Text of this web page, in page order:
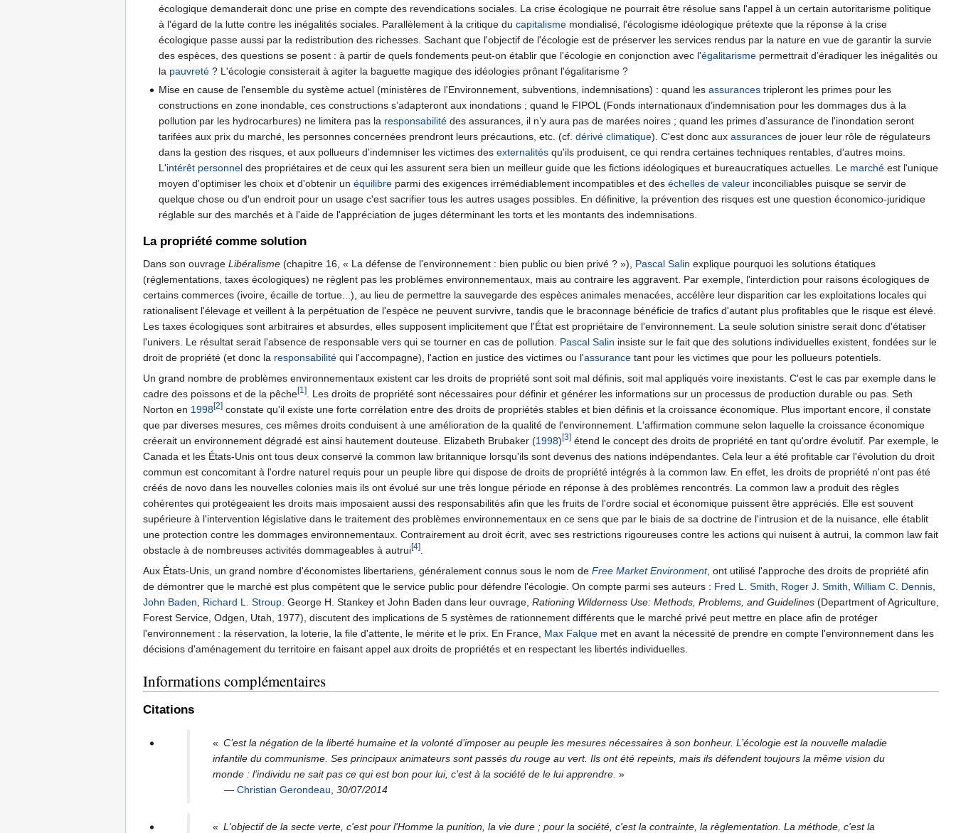
écologique demanderait donc une prise en compte des revendications sociales. La crise écologique ne pourrait être résolue sans l'appel à un certain autoritarisme politique
à l'égard de la lutte contre les inégalités sociales. Parallèlement à la critique ducapitalisme mondialisé, l'écologisme idéologique prétexte que la réponse à la crise
écologique passe aussi par la redistribution des richesses. Sachant que l'objectif de l'écologie est de préserver les services rendus par la nature en vue de garantir la survie
des espèces, des questions se posent : à partir de quels fondements peut-on établir que l'écologie en conjonction avec l'égalitarisme permettrait d’éradiquer les inégalités ou
la pauvreté ? L'écologie consisterait à agiter la baguette magique des idéologies prônant l'égalitarisme ?
Mise en cause de l'ensemble du système actuel (ministères de l'Environnement, subventions, indemnisations) : quand lesassurances tripleront les primes pour les
constructions en zone inondable, ces constructions s’adapteront aux inondations ; quand le FIPOL (Fonds internationaux d’indemnisation pour les dommages dus à la
pollution par les hydrocarbures) ne limitera pas la responsabilité des assurances, il n’y aura pas de marées noires ; quand les primes d’assurance de l'inondation seront
tarifées aux prix du marché, les personnes concernées prendront leurs précautions, etc. (cf.dérivé climatique). C'est donc auxassurances de jouer leur rôle de régulateurs
dans la gestion des risques, et aux pollueurs d'indemniser les victimes desexternalités qu'ils produisent, ce qui rendra certaines techniques rentables, d'autres moins.
L'intérêt personnel des propriétaires et de ceux qui les assurent sera bien un meilleur guide que les fictions idéologiques et bureaucratiques actuelles. Le marché est l'unique
moyen d'optimiser les choix et d'obtenir unéquilibre parmi des exigences irrémédiablement incompatibles et deséchelles de valeur inconciliables puisque se servir de
quelque chose ou d'un endroit pour un usage c'est sacrifier tous les autres usages possibles. En définitive, la prévention des risques est une question économico-juridique
réglable sur des marchés et à l'aide de l'appréciation de juges déterminant les torts et les montants des indemnisations.
La propriété comme solution
Dans son ouvrage Libéralisme (chapitre 16, « La défense de l'environnement : bien public ou bien privé ? »), Pascal Salin explique pourquoi les solutions étatiques
(réglementations, taxes écologiques) ne règlent pas les problèmes environnementaux, mais au contraire les aggravent. Par exemple, l'interdiction pour raisons écologiques de
certains commerces (ivoire, écaille de tortue...), au lieu de permettre la sauvegarde des espèces animales menacées, accélère leur disparition car les exploitations locales qui
rationalisent l'élevage et veillent à la perpétuation de l'espèce ne peuvent survivre, tandis que le braconnage bénéficie de trafics d'autant plus profitables que le risque est élevé.
Les taxes écologiques sont arbitraires et absurdes, elles supposent implicitement que l'État est propriétaire de l'environnement. La seule solution sinistre serait donc d'étatiser
l'univers. Le résultat serait l'absence de responsable vers qui se tourner en cas de pollution. Pascal Salin insiste sur le fait que des solutions individuelles existent, fondées sur le
droit de propriété (et donc la responsabilité qui l'accompagne), l'action en justice des victimes ou l'assurance tant pour les victimes que pour les pollueurs potentiels.
Un grand nombre de problèmes environnementaux existent car les droits de propriété sont soit mal définis, soit mal appliqués voire inexistants. C'est le cas par exemple dans le
cadre des poissons et de la pêche[1]
. Les droits de propriété sont nécessaires pour définir et générer les informations sur un processus de production durable ou pas. Seth
Norton en 1998[2] constate qu'il existe une forte corrélation entre des droits de propriétés stables et bien définis et la croissance économique. Plus important encore, il constate
que par diverses mesures, ces mêmes droits conduisent à une amélioration de la qualité de l'environnement. L'affirmation commune selon laquelle la croissance économique
créerait un environnement dégradé est ainsi hautement douteuse. Elizabeth Brubaker (1998)[3] étend le concept des droits de propriété en tant qu'ordre évolutif. Par exemple, le
Canada et les États-Unis ont tous deux conservé la common law britannique lorsqu'ils sont devenus des nations indépendantes. Cela leur a été profitable car l'évolution du droit
commun est concomitant à l'ordre naturel requis pour un peuple libre qui dispose de droits de propriété intégrés à la common law. En effet, les droits de propriété n'ont pas été
créés de novo dans les nouvelles colonies mais ils ont évolué sur une très longue période en réponse à des problèmes rencontrés. La common law a produit des règles
cohérentes qui protégeaient les droits mais imposaient aussi des responsabilités afin que les fruits de l'ordre social et économique puissent être appréciés. Elle est souvent
supérieure à l'intervention législative dans le traitement des problèmes environnementaux en ce sens que par le biais de sa doctrine de l'intrusion et de la nuisance, elle établit
une protection contre les dommages environnementaux. Contrairement au droit écrit, avec ses restrictions rigoureuses contre les actions qui nuisent à autrui, la common law fait
obstacle à de nombreuses activités dommageables à autrui[4]
Aux États-Unis, un grand nombre d'économistes libertariens, généralement connus sous le nom de Free Market Environment, ont utilisé l'approche des droits de propriété afin
de démontrer que le marché est plus compétent que le service public pour défendre l'écologie. On compte parmi ses auteurs : Fred L. Smith Roger J. Smith William C. Dennis
John Baden
Richard L. Stroup . George H. Stankey et John Baden dans leur ouvrage, Rationing Wilderness Use: Methods, Problems, and Guidelines (Department of Agriculture,
Forest Service, Odgen, Utah, 1977), discutent des implications de 5 systèmes de rationnement différents que le marché privé peut mettre en place afin de protéger
l'environnement : la réservation, la loterie, la file d'attente, le mérite et le prix. En France, Max Falque met en avant la nécessité de prendre en compte l'environnement dans les
décisions d'aménagement du territoire en faisant appel aux droits de propriétés et en respectant les libertés individuelles.
Informations complémentaires
Citations
« C’est la négation de la liberté humaine et la volonté d’imposer au peuple les mesures nécessaires à son bonheur. L’écologie est la nouvelle maladie
infantile du communisme. Ses principaux animateurs sont passés du rouge au vert. Ils ont été repeints, mais ils défendent toujours la même vision du
monde : l’individu ne sait pas ce qui est bon pour lui, c’est à la société de le lui apprendre. »
—Christian Gerondeau,30/07/2014
« L'objectif de la secte verte, c'est pour l'Homme la punition, la vie dure ; pour la société, c'est la contrainte, la règlementation. La méthode, c'est la